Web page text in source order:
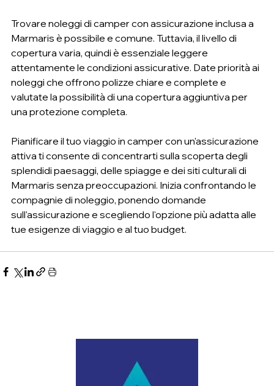
Trovare noleggi di camper con assicurazione inclusa a
Marmaris è possibile e comune. Tuttavia, il livello di
copertura varia, quindi è essenziale leggere
attentamente le condizioni assicurative. Date priorità ai
noleggi che offrono polizze chiare e complete e
valutate la possibilità di una copertura aggiuntiva per
una protezione completa.
Pianificare il tuo viaggio in camper con un'assicurazione
attiva ti consente di concentrarti sulla scoperta degli
splendidi paesaggi, delle spiagge e dei siti culturali di
Marmaris senza preoccupazioni. Inizia confrontando le
compagnie di noleggio, ponendo domande
sull'assicurazione e scegliendo l'opzione più adatta alle
tue esigenze di viaggio e al tuo budget.